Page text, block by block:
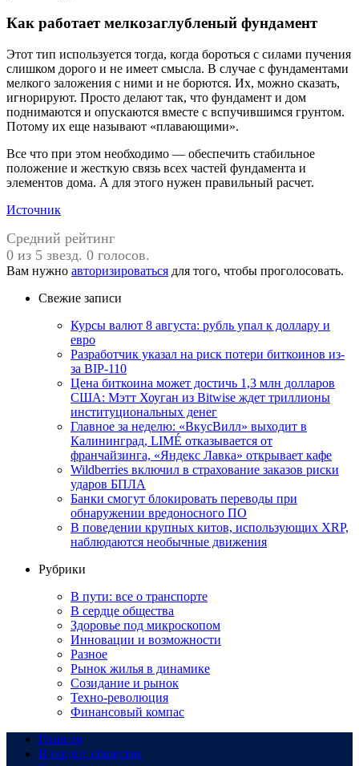
Как работает мелкозаглубленый фундамент
Этот тип используется тогда, когда бороться с силами пучения
слишком дорого и не имеет смысла. В случае с фундаментами
мелкого заложения с ними и не борются. Их, можно сказать,
игнорируют. Просто делают так, что фундамент и дом
поднимаются и опускаются вместе с вспучившимся грунтом.
Потому их еще называют «плавающими».
Все что при этом необходимо — обеспечить стабильное
положение и жесткую связь всех частей фундамента и
элементов дома. А для этого нужен правильный расчет.
Источник
Средний рейтинг
0 из 5 звезд. 0 голосов.
Вам нужно авторизироваться для того, чтобы проголосовать.
Свежие записи
Курсы валют 8 августа: рубль упал к доллару и
евро
Разработчик указал на риск потери биткоинов из-
за BIP-110
Цена биткоина может достичь 1,3 млн долларов
США: Мэтт Хоуган из Bitwise ждет триллионы
институциональных денег
Главное за неделю: «ВкусВилл» выходит в
Калининград, LIMÉ отказывается от
франчайзинга, «Яндекс Лавка» открывает кафе
Wildberries включил в страхование заказов риски
ударов БПЛА
Банки смогут блокировать переводы при
обнаружении вредоносного ПО
В поведении крупных китов, использующих XRP,
наблюдаются необычные движения
Рубрики
В пути: все о транспорте
В сердце общества
Здоровье под микроскопом
Инновации и возможности
Разное
Рынок жилья в динамике
Созидание и рынок
Техно-революция
Финансовый компас
Главная
В сердце общества